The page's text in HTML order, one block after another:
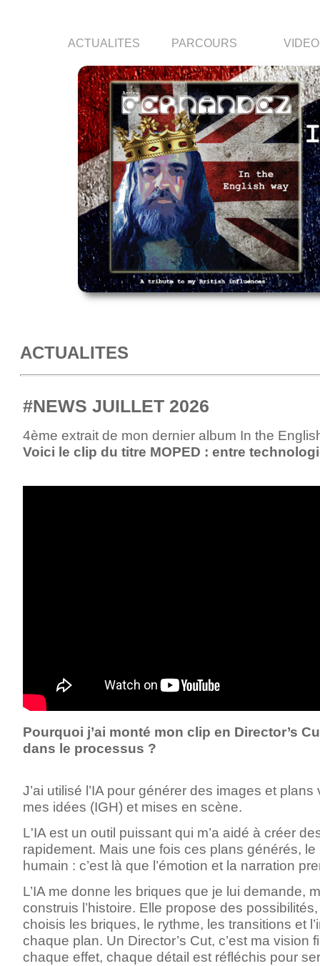
ACTUALITES PARCOURS
ACTUALITES
#NEWS JUILLET 2026
4ème extrait de mon dernier album In the
Voici le clip du titre MOPED : entre
Pourquoi j’ai monté mon clip en Director’s
dans le processus ?
J’ai utilisé l’IA pour générer des images et
mes idées (IGH) et mises en scène.
L'IA est un outil puissant qui m’a aidé à créer
rapidement. Mais une fois ces plans générés, le
humain : c’est là que l’émotion et la narration
L’IA me donne les briques que je lui demande,
construis l’histoire. Elle propose des
choisis les briques, le rythme, les transitions et
chaque plan. Un Director’s Cut, c’est ma vision
chaque effet, chaque détail est réfléchis pour